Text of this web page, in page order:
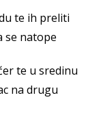
te ih preliti
se natope
te u sredinu
na drugu